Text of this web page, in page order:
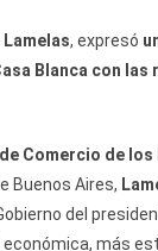
Lamelas, expresó
Blanca con
Comercio de
Buenos Aires,
del
más